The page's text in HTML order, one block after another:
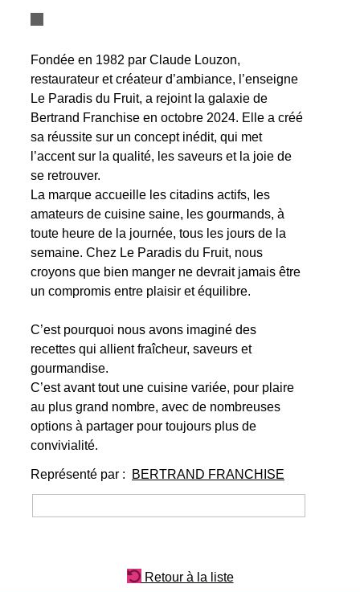
Fondée en 1982 par Claude Louzon,
restaurateur et créateur d’ambiance, l’enseigne
Le Paradis du Fruit, a rejoint la galaxie de
Bertrand Franchise en octobre 2024. Elle a créé
sa réussite sur un concept inédit, qui met
l’accent sur la qualité, les saveurs et la joie de
se retrouver.
La marque accueille les citadins actifs, les
amateurs de cuisine saine, les gourmands, à
toute heure de la journée, tous les jours de la
semaine. Chez Le Paradis du Fruit, nous
croyons que bien manger ne devrait jamais être
un compromis entre plaisir et équilibre.
C’est pourquoi nous avons imaginé des
recettes qui allient fraîcheur, saveurs et
gourmandise.
C’est avant tout une cuisine variée, pour plaire
au plus grand nombre, avec de nombreuses
options à partager pour toujours plus de
convivialité.
Représenté par : BERTRAND FRANCHISE
Retour à la liste